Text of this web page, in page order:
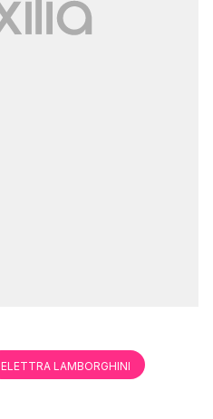
ELETTRA LAMBORGHINI